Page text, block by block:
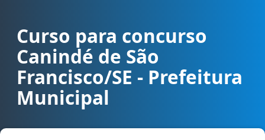
Curso para concurso Canindé de São Francisco/SE - Prefeitura
Curso para concurso
Canindé de São
Francisco/SE - Prefeitura
Municipal